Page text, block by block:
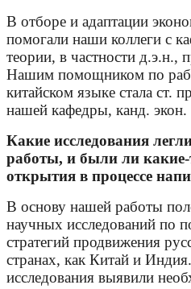
В отборе и адаптации
помогали наши коллеги с
теории, в частности
Нашим помощником по
китайском языке стала ст.
нашей кафедры, канд.
Какие исследования
работы, и были ли
открытия в процессе
В основу нашей работы
научных исследований по
стратегий продвижения
странах, как Китай и
исследования выявили